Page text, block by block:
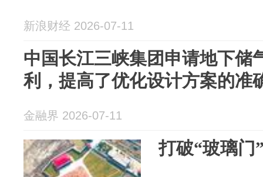
新浪财经 2026-07-11
中国长江三峡集团申请地下储
利，提高了优化设计方案的准
金融界 2026-07-11
打破“玻璃门